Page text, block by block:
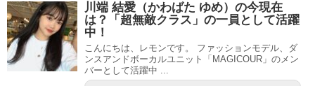
川端 結愛（かわばた ゆめ）の今現在
は？「超無敵クラス」の一員として活躍
中！
こんにちは、レモンです。 ファッションモデル、ダ
ンスアンドボーカルユニット「MAGICOUR」のメン
バーとして活躍中 ...